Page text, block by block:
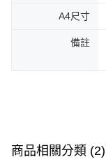
A4尺寸
備註
商品相關分類 (2)